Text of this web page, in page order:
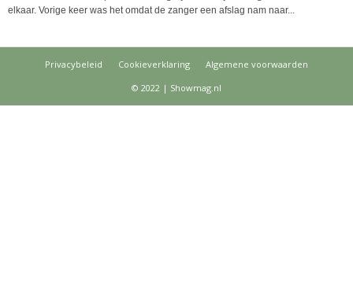
elkaar. Vorige keer was het omdat de zanger een afslag nam naar...
Privacybeleid Cookieverklaring
Algemene voorwaarden
© 2022 | Showmag.nl